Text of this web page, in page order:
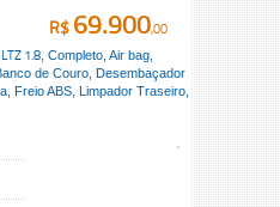
1.8 , Completo, Air bag,
de Couro, Desembaçador
Freio ABS, Limpador Traseiro,
R$ 69.900,00